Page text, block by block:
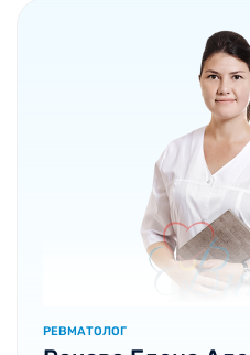
РЕВМАТОЛОГ